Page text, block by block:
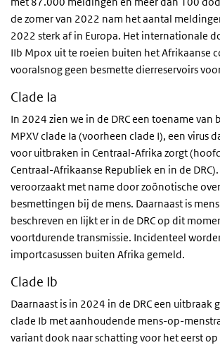
de zomer van 2022 nam het aantal
2022 sterk af in Europa. Het internationale
IIb Mpox uit te roeien buiten het Afrikaanse
vooralsnog geen besmette dierreservoirs
Clade Ia
In 2024 zien we in de DRC een toename van
MPXV clade Ia (voorheen clade I), een virus
voor uitbraken in Centraal-Afrika zorgt
Centraal-Afrikaanse Republiek en in de
veroorzaakt met name door zoönotische
besmettingen bij de mens. Daarnaast is
beschreven en lijkt er in de DRC op dit
voortdurende transmissie. Incidenteel
importcasussen buiten Afrika gemeld.
Clade Ib
Daarnaast is in 2024 in de DRC een uitbraak
clade Ib met aanhoudende mens-op-
variant dook naar schatting voor het eerst